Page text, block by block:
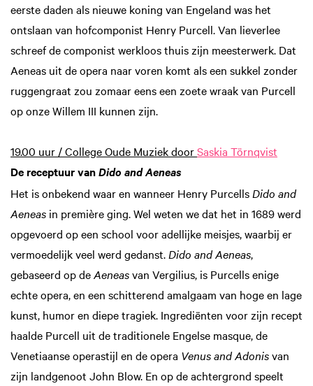
eerste daden als nieuwe koning van Engeland was het
ontslaan van hofcomponist Henry Purcell. Van lieverlee
schreef de componist werkloos thuis zijn meesterwerk. Dat
Aeneas uit de opera naar voren komt als een sukkel zonder
ruggengraat zou zomaar eens een zoete wraak van Purcell
op onze Willem III kunnen zijn.
19.00 uur / College Oude Muziek doorSaskia Törnqvist
De receptuur van Dido and Aeneas
Het is onbekend waar en wanneer Henry Purcells Dido and
Aeneas in première ging. Wel weten we dat het in 1689 werd
opgevoerd op een school voor adellijke meisjes, waarbij er
vermoedelijk veel werd gedanst. Dido and Aeneas,
gebaseerd op deAeneasvan Vergilius, is Purcells enige
echte opera, en een schitterend amalgaam van hoge en lage
kunst, humor en diepe tragiek. Ingrediënten voor zijn recept
haalde Purcell uit de traditionele Engelse masque, de
Venetiaanse operastijl en de opera Venus and Adonisvan
zijn landgenoot John Blow. En op de achtergrond speelt